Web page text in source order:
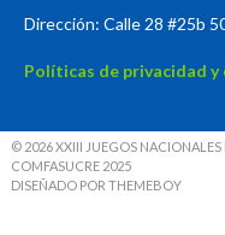
Dirección: Calle 28 #25b
Políticas de privacidad y
© 2026 XXIII JUEGOS
COMFASUCRE 2025
DISEÑADO POR THEMEBOY